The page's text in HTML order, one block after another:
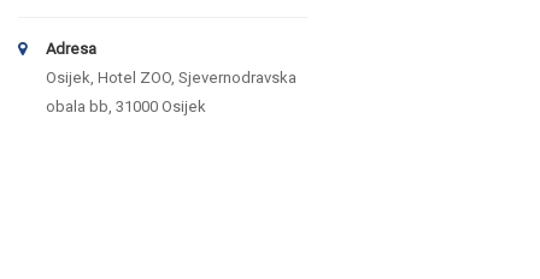
Adresa
Osijek, Hotel ZOO, Sjevernodravska
obala bb, 31000 Osijek